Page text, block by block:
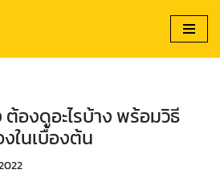
องดูอะไรบ้าง พร้อมวิธี
ในเบื้องต้น